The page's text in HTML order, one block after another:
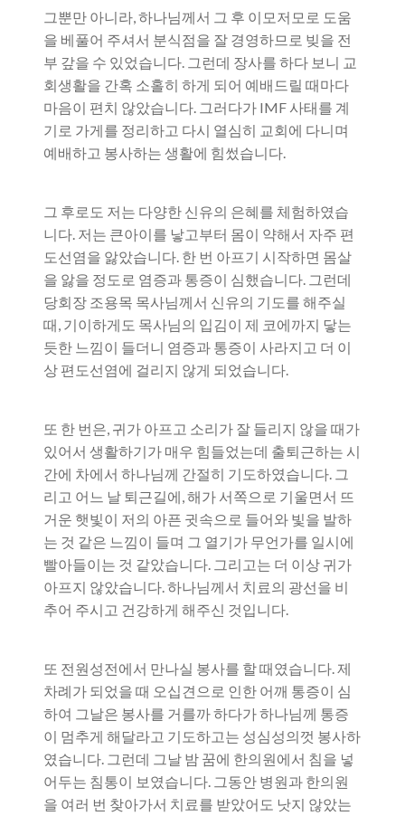
그뿐만 아니라, 하나님께서 그 후 이모저모로 도움
을 베풀어 주셔서 분식점을 잘 경영하므로 빚을 전
부 갚을 수 있었습니다. 그런데 장사를 하다 보니 교
회생활을 간혹 소홀히 하게 되어 예배드릴 때마다
마음이 편치 않았습니다. 그러다가 IMF 사태를 계
기로 가게를 정리하고 다시 열심히 교회에 다니며
예배하고 봉사하는 생활에 힘썼습니다.
그 후로도 저는 다양한 신유의 은혜를 체험하였습
니다. 저는 큰아이를 낳고부터 몸이 약해서 자주 편
도선염을 앓았습니다. 한 번 아프기 시작하면 몸살
을 앓을 정도로 염증과 통증이 심했습니다. 그런데
당회장 조용목 목사님께서 신유의 기도를 해주실
때, 기이하게도 목사님의 입김이 제 코에까지 닿는
듯한 느낌이 들더니 염증과 통증이 사라지고 더 이
상 편도선염에 걸리지 않게 되었습니다.
또 한 번은, 귀가 아프고 소리가 잘 들리지 않을 때가
있어서 생활하기가 매우 힘들었는데 출퇴근하는 시
간에 차에서 하나님께 간절히 기도하였습니다. 그
리고 어느 날 퇴근길에, 해가 서쪽으로 기울면서 뜨
거운 햇빛이 저의 아픈 귓속으로 들어와 빛을 발하
는 것 같은 느낌이 들며 그 열기가 무언가를 일시에
빨아들이는 것 같았습니다. 그리고는 더 이상 귀가
아프지 않았습니다. 하나님께서 치료의 광선을 비
추어 주시고 건강하게 해주신 것입니다.
또 전원성전에서 만나실 봉사를 할 때였습니다. 제
차례가 되었을 때 오십견으로 인한 어깨 통증이 심
하여 그날은 봉사를 거를까 하다가 하나님께 통증
이 멈추게 해달라고 기도하고는 성심성의껏 봉사하
였습니다. 그런데 그날 밤 꿈에 한의원에서 침을 넣
어두는 침통이 보였습니다. 그동안 병원과 한의원
을 여러 번 찾아가서 치료를 받았어도 낫지 않았는